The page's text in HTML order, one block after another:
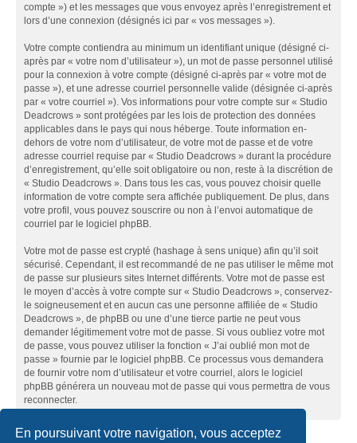
En poursuivant votre navigation, vous acceptez
compte ») et les messages que vous envoyez après l’enregistrement et
lors d’une connexion (désignés ici par « vos messages »).
Votre compte contiendra au minimum un identifiant unique (désigné ci-
après par « votre nom d’utilisateur »), un mot de passe personnel utilisé
pour la connexion à votre compte (désigné ci-après par « votre mot de
passe »), et une adresse courriel personnelle valide (désignée ci-après
par « votre courriel »). Vos informations pour votre compte sur « Studio
Deadcrows » sont protégées par les lois de protection des données
applicables dans le pays qui nous héberge. Toute information en-
dehors de votre nom d’utilisateur, de votre mot de passe et de votre
adresse courriel requise par « Studio Deadcrows » durant la procédure
d’enregistrement, qu’elle soit obligatoire ou non, reste à la discrétion de
« Studio Deadcrows ». Dans tous les cas, vous pouvez choisir quelle
information de votre compte sera affichée publiquement. De plus, dans
votre profil, vous pouvez souscrire ou non à l’envoi automatique de
courriel par le logiciel phpBB.
Votre mot de passe est crypté (hashage à sens unique) afin qu’il soit
sécurisé. Cependant, il est recommandé de ne pas utiliser le même mot
de passe sur plusieurs sites Internet différents. Votre mot de passe est
le moyen d’accès à votre compte sur « Studio Deadcrows », conservez-
le soigneusement et en aucun cas une personne affiliée de « Studio
Deadcrows », de phpBB ou une d’une tierce partie ne peut vous
demander légitimement votre mot de passe. Si vous oubliez votre mot
de passe, vous pouvez utiliser la fonction « J’ai oublié mon mot de
passe » fournie par le logiciel phpBB. Ce processus vous demandera
de fournir votre nom d’utilisateur et votre courriel, alors le logiciel
phpBB générera un nouveau mot de passe qui vous permettra de vous
reconnecter.